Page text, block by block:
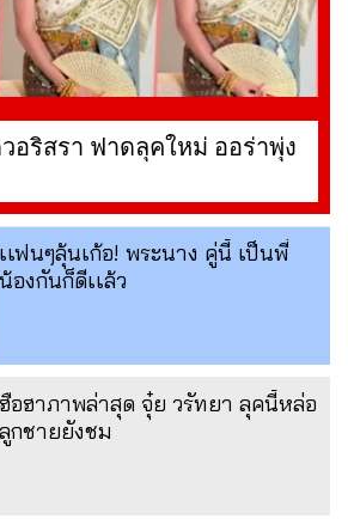
อริสรา ฟาดลุคใหม่ ออร่าพุ่ง
เเฟนๆลุ้นเก้อ! พระนาง คู่นี้ เป็นพี่
น้องกันก็ดีเเล้ว
ฮือฮาภาพล่าสุด จุ๋ย วรัทยา ลุคนี้หล่อ
ลูกชายยังชม